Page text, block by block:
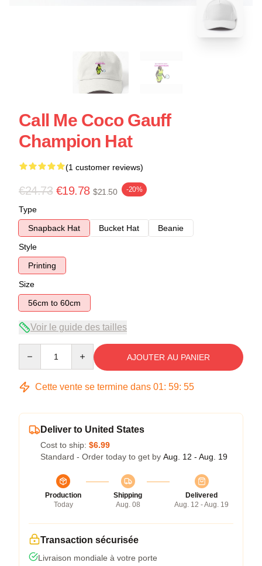
Call Me Coco Gauff
Champion Hat
(1 customer reviews)
€24.73 €19.78 $21.50 -20%
Type
Snapback Hat
Bucket Hat
Beanie
Style
Printing
Size
56cm to 60cm
Voir le guide des tailles
AJOUTER AU PANIER
Cette vente se termine dans 01: 59: 54
Deliver to United States
Cost to ship: $6.99
Standard - Order today to get by Aug. 12 - Aug. 19
Production
Today
Shipping
Aug. 08
Delivered
Aug. 12 - Aug. 19
Transaction sécurisée
Livraison mondiale à votre porte